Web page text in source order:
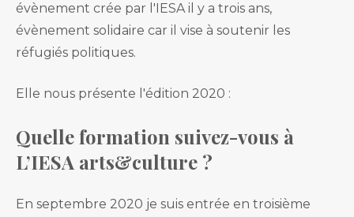
évènement crée par l'IESA il y a trois ans,
évènement solidaire car il vise à soutenir les
réfugiés politiques.
Elle nous présente l'édition 2020 :
Quelle formation suivez-vous à
L’IESA arts&culture ?
En septembre 2020 je suis entrée en troisième